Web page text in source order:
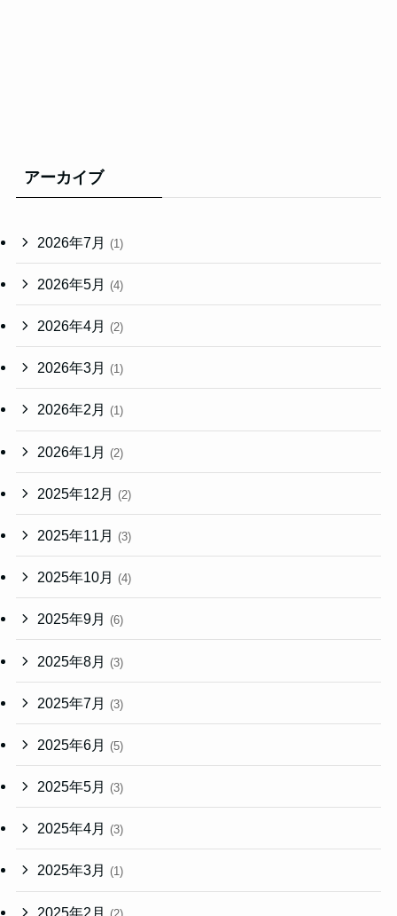
アーカイブ
2026年7月 (1)
2026年5月 (4)
2026年4月 (2)
2026年3月 (1)
2026年2月 (1)
2026年1月 (2)
2025年12月 (2)
2025年11月 (3)
2025年10月 (4)
2025年9月 (6)
2025年8月 (3)
2025年7月 (3)
2025年6月 (5)
2025年5月 (3)
2025年4月 (3)
2025年3月 (1)
2025年2月